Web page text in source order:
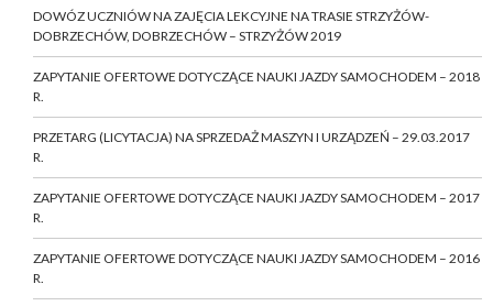
DOWÓZ UCZNIÓW NA ZAJĘCIA LEKCYJNE NA TRASIE STRZYŻÓW-
DOBRZECHÓW, DOBRZECHÓW – STRZYŻÓW 2019
ZAPYTANIE OFERTOWE DOTYCZĄCE NAUKI JAZDY SAMOCHODEM – 2018
R.
PRZETARG (LICYTACJA) NA SPRZEDAŻ MASZYN I URZĄDZEŃ – 29.03.2017
R.
ZAPYTANIE OFERTOWE DOTYCZĄCE NAUKI JAZDY SAMOCHODEM – 2017
R.
ZAPYTANIE OFERTOWE DOTYCZĄCE NAUKI JAZDY SAMOCHODEM – 2016
R.